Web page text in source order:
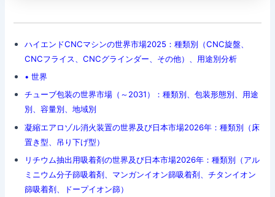
ハイエンドCNCマシンの世界市場2025：種類別（CNC旋盤、
CNCフライス、CNCグラインダー、その他）、用途別分析
• 世界
チューブ包装の世界市場（～2031）：種類別、包装形態別、用途
別、容量別、地域別
凝縮エアロゾル消火装置の世界及び日本市場2026年：種類別（床
置き型、吊り下げ型）
リチウム抽出用吸着剤の世界及び日本市場2026年：種類別（アル
ミニウム分子篩吸着剤、マンガンイオン篩吸着剤、チタンイオン
篩吸着剤、ドープイオン篩）